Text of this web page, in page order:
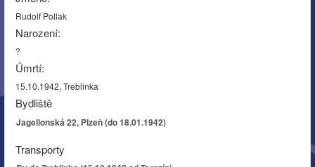
Rudolf Pollak
Narození:
?
Úmrtí:
15.10.1942, Treblinka
Bydliště
Jagellonská 22, Plzeň (do 18.01.1942)
Transporty